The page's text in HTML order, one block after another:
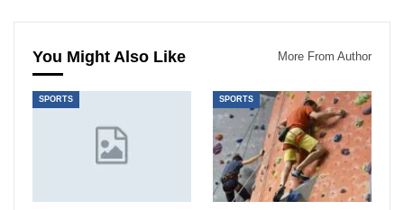
You Might Also Like More From Author
SPORTS SPORTS